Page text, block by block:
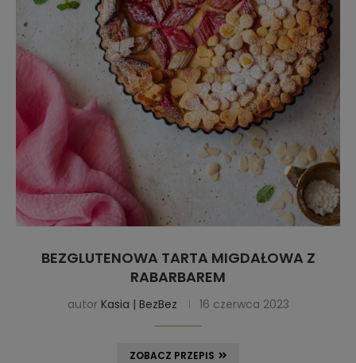
BEZGLUTENOWA TARTA MIGDAŁOWA Z
RABARBAREM
autor Kasia | BezBez 16 czerwca 2023
ZOBACZ PRZEPIS